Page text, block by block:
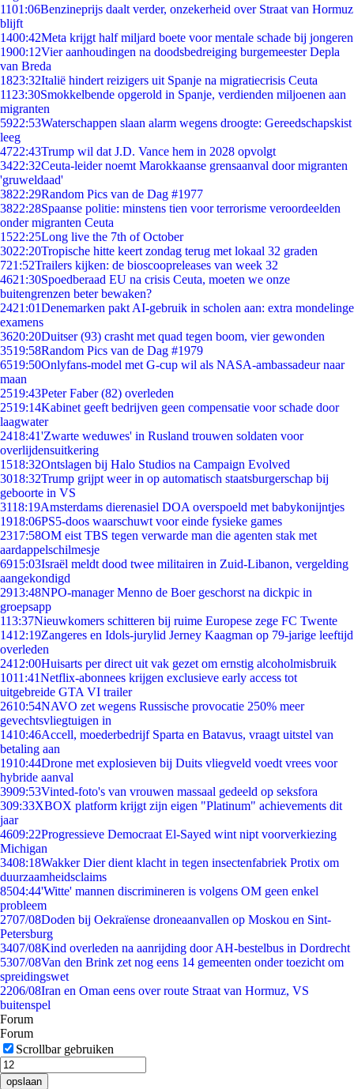
1101:06Benzineprijs daalt verder, onzekerheid over Straat van Hormuz
blijft
1400:42Meta krijgt half miljard boete voor mentale schade bij jongeren
1900:12Vier aanhoudingen na doodsbedreiging burgemeester Depla
van Breda
1823:32Italië hindert reizigers uit Spanje na migratiecrisis Ceuta
11 23:30Smokkelbende opgerold in Spanje, verdienden miljoenen aan
migranten
5922:53Waterschappen slaan alarm wegens droogte: Gereedschapskist
leeg
4722:43Trump wil dat J.D. Vance hem in 2028 opvolgt
3422:32Ceuta-leider noemt Marokkaanse grensaanval door migranten
'gruweldaad'
3822:29Random Pics van de Dag #1977
3822:28Spaanse politie: minstens tien voor terrorisme veroordeelden
onder migranten Ceuta
1522:25Long live the 7th of October
3022:20Tropische hitte keert zondag terug met lokaal 32 graden
721:52Trailers kijken: de bioscoopreleases van week 32
4621:30Spoedberaad EU na crisis Ceuta, moeten we onze
buitengrenzen beter bewaken?
2421:01Denemarken pakt AI-gebruik in scholen aan: extra mondelinge
examens
3620:20Duitser (93) crasht met quad tegen boom, vier gewonden
3519:58Random Pics van de Dag #1979
6519:50Onlyfans-model met G-cup wil als NASA-ambassadeur naar
maan
2519:43Peter Faber (82) overleden
2519:14Kabinet geeft bedrijven geen compensatie voor schade door
laagwater
2418:41'Zwarte weduwes' in Rusland trouwen soldaten voor
overlijdensuitkering
1518:32Ontslagen bij Halo Studios na Campaign Evolved
3018:32Trump grijpt weer in op automatisch staatsburgerschap bij
geboorte in VS
3118:19Amsterdams dierenasiel DOA overspoeld met babykonijntjes
1918:06PS5-doos waarschuwt voor einde fysieke games
2317:58OM eist TBS tegen verwarde man die agenten stak met
aardappelschilmesje
6915:03Israël meldt dood twee militairen in Zuid-Libanon, vergelding
aangekondigd
2913:48NPO-manager Menno de Boer geschorst na dickpic in
groepsapp
113:37Nieuwkomers schitteren bij ruime Europese zege FC Twente
1412:19Zangeres en Idols-jurylid Jerney Kaagman op 79-jarige leeftijd
overleden
2412:00Huisarts per direct uit vak gezet om ernstig alcoholmisbruik
1011:41Netflix-abonnees krijgen exclusieve early access tot
uitgebreide GTA VI trailer
2610:54NAVO zet wegens Russische provocatie 250% meer
gevechtsvliegtuigen in
1410:46Accell, moederbedrijf Sparta en Batavus, vraagt uitstel van
betaling aan
1910:44Drone met explosieven bij Duits vliegveld voedt vrees voor
hybride aanval
3909:53Vinted-foto's van vrouwen massaal gedeeld op seksfora
309:33XBOX platform krijgt zijn eigen "Platinum" achievements dit
jaar
4609:22Progressieve Democraat El-Sayed wint nipt voorverkiezing
Michigan
3408:18Wakker Dier dient klacht in tegen insectenfabriek Protix om
duurzaamheidsclaims
8504:44'Witte' mannen discrimineren is volgens OM geen enkel
probleem
2707/08Doden bij Oekraïense droneaanvallen op Moskou en Sint-
Petersburg
3407/08Kind overleden na aanrijding door AH-bestelbus in Dordrecht
5307/08Van den Brink zet nog eens 14 gemeenten onder toezicht om
spreidingswet
2206/08Iran en Oman eens over route Straat van Hormuz, VS
buitenspel
Forum
Forum
Scrollbar gebruiken
opslaan